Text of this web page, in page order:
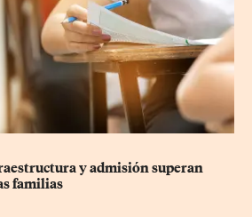
y admisión superan
familias